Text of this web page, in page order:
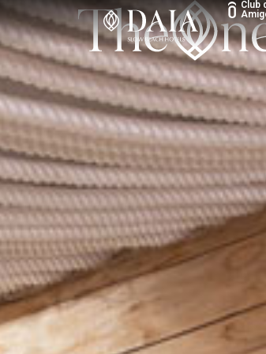
Club